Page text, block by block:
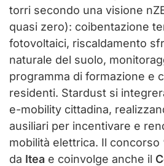
torri secondo una visione
quasi zero): coibentazione
fotovoltaici, riscaldamento
naturale del suolo,
programma di formazione e
residenti. Stardust si
e-mobility cittadina,
ausiliari per incentivare e
mobilità elettrica. Il concorso
da Itea e coinvolge anche il